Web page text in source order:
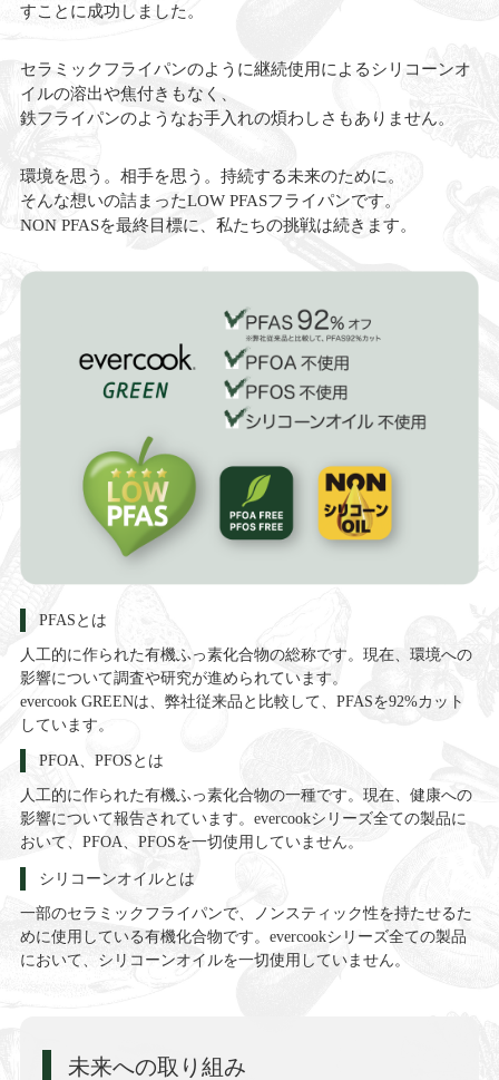
すことに成功しました。
セラミックフライパンのように継続使用によるシリコーンオ
イルの溶出や焦付きもなく、
鉄フライパンのようなお手入れの煩わしさもありません。
環境を思う。相手を思う。持続する未来のために。
そんな想いの詰まったLOW PFASフライパンです。
NON PFASを最終目標に、私たちの挑戦は続きます。
PFASとは
人工的に作られた有機ふっ素化合物の総称です。現在、環境への
影響について調査や研究が進められています。
evercook GREENは、弊社従来品と比較して、PFASを92%カット
しています。
PFOA、PFOSとは
人工的に作られた有機ふっ素化合物の一種です。現在、健康への
影響について報告されています。evercookシリーズ全ての製品に
おいて、PFOA、PFOSを一切使用していません。
シリコーンオイルとは
一部のセラミックフライパンで、ノンスティック性を持たせるた
めに使用している有機化合物です。evercookシリーズ全ての製品
において、シリコーンオイルを一切使用していません。
未来への取り組み